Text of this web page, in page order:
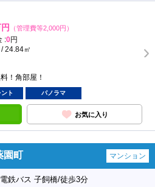
（管理費等2,000円）
:0円
24.84㎡
！角部屋！
ト パノラマ
お気に入り
園町 マンション
鉄バス 子飼橋/徒歩3分